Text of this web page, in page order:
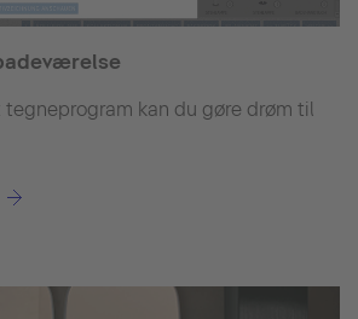
kan du gøre drøm til